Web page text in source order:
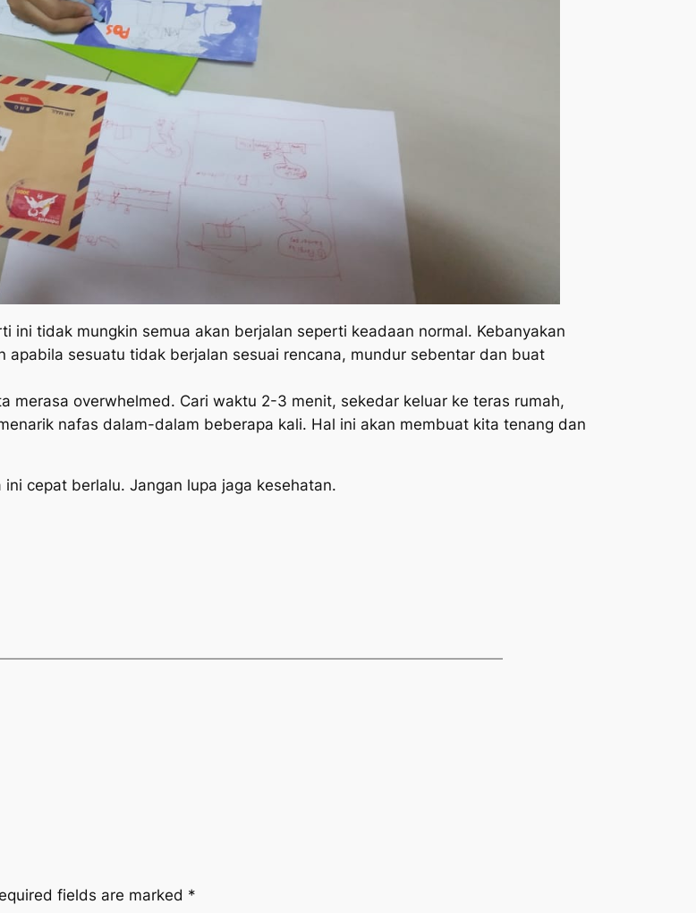
ini tidak mungkin semua akan berjalan seperti keadaan normal. Kebanyakan
apabila sesuatu tidak berjalan sesuai rencana, mundur sebentar dan buat
merasa overwhelmed. Cari waktu 2-3 menit, sekedar keluar ke teras rumah,
nafas dalam-dalam beberapa kali. Hal ini akan membuat kita tenang dan
cepat berlalu. Jangan lupa jaga kesehatan.
fields are marked *